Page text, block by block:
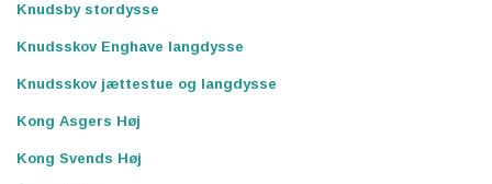
Knudsby stordysse
Knudsskov Enghave langdysse
Knudsskov jættestue og langdysse
Kong Asgers Høj
Kong Svends Høj